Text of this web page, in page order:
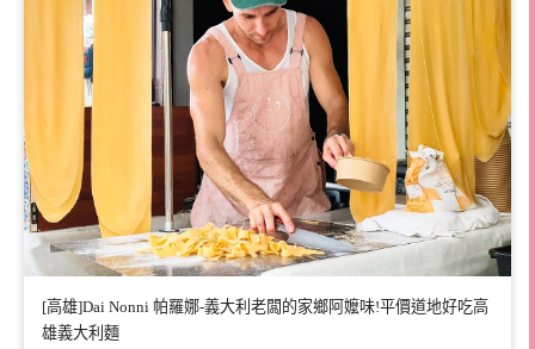
[高雄]Dai Nonni 帕羅娜-義大利老闆的家鄉阿嬤味!平價道地好吃高
雄義大利麵